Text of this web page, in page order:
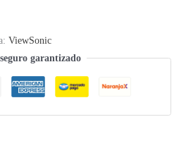
ViewSonic
garantizado